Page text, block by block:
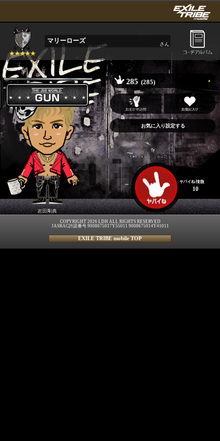
マリーローズ さん
岩田剛典
285 (285)
10
COPYRIGHT 2026 LDH ALL RIGHTS RESERVED
JASRAC許諾番号 9008675017Y55011 9008675014Y41011
EXILE TRIBE mobile TOP